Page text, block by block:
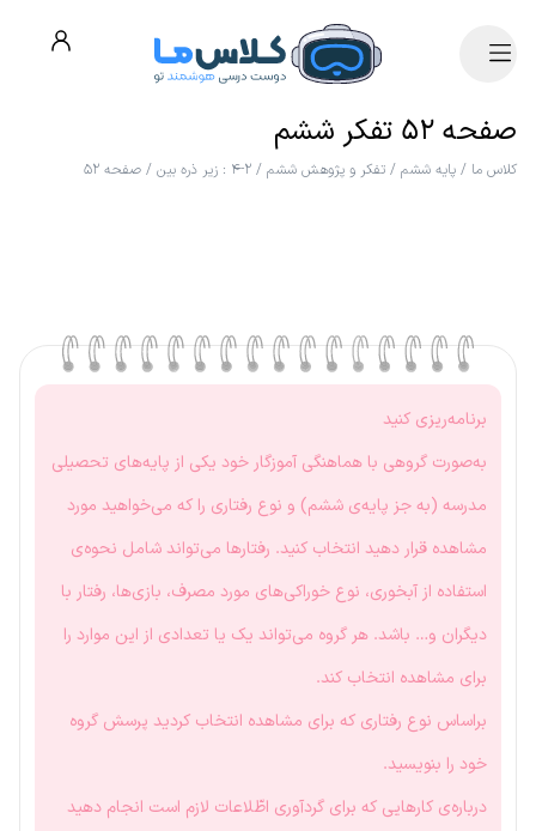
صفحه ۵۲ تفکر ششم
کلاس ما / پایه ششم / تفکر و پژوهش ششم / ۲-۴ : زیر ذره بین / صفحه ۵۲
برنامه‌ریزی کنید
به‌صورت گروهی با هماهنگی آموزگار خود یکی از پایه‌های تحصیلی
مدرسه (به جز پایه‌ی ششم) و نوع رفتاری را که می‌خواهید مورد
مشاهده قرار دهید انتخاب کنید. رفتارها می‌تواند شامل نحوه‌ی
استفاده از آبخوری، نوع خوراکی‌های مورد مصرف، بازی‌ها، رفتار با
دیگران و… باشد. هر گروه می‌تواند یک یا تعدادی از این موارد را
برای مشاهده انتخاب کند.
براساس نوع رفتاری که برای مشاهده انتخاب کردید پرسش گروه
خود را بنویسید.
درباره‌ی کارهایی که برای گردآوری اطّلاعات لازم است انجام دهید